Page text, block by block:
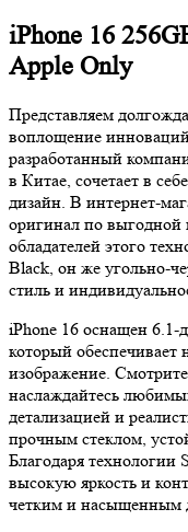
iPhone 16
Apple Only
Представляем
воплощение
разработанный
в Китае, сочетает в
дизайн. В интернет-
оригинал по выгодной
обладателей этого
Black, он же угольно-
стиль и
iPhone 16 оснащен
который обеспечивает
изображение.
наслаждайтесь
детализацией и
прочным стеклом,
Благодаря технологии
высокую яркость и
четким и насыщенным